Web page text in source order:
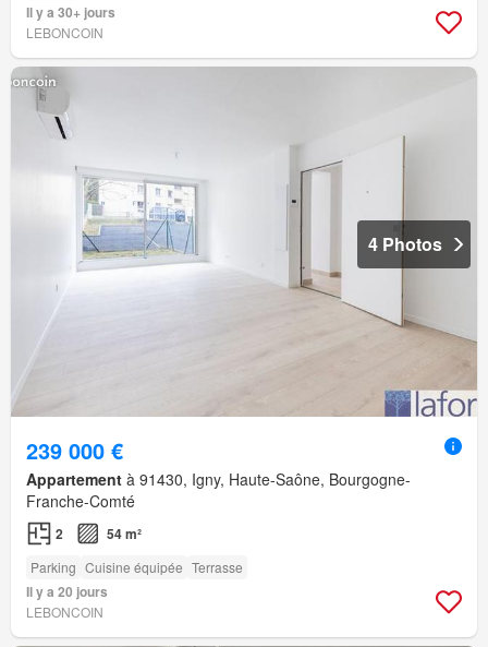
Il y a 30+ jours
LEBONCOIN
4 Photos
239 000 €
Appartement à 91430, Igny, Haute-Saône, Bourgogne-
Franche-Comté
2 54 m²
Parking Cuisine équipée Terrasse
Il y a 20 jours
LEBONCOIN